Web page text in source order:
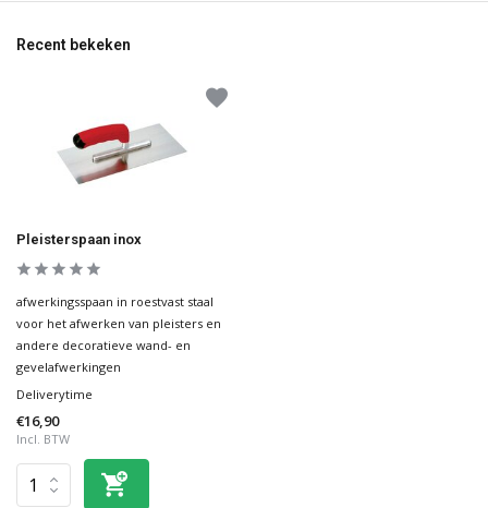
Recent bekeken
Pleisterspaan inox
afwerkingsspaan in roestvast staal
voor het afwerken van pleisters en
andere decoratieve wand- en
gevelafwerkingen
Deliverytime
€16,90
Incl. BTW